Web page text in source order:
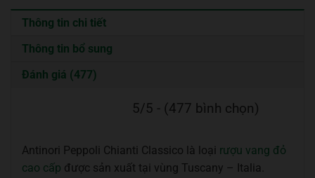
Thông tin chi tiết
Thông tin bổ sung
Đánh giá (477)
5/5 - (477 bình chọn)
Antinori Peppoli Chianti Classico là loại rượu vang đỏ
cao cấp được sản xuất tại vùng Tuscany – Italia.